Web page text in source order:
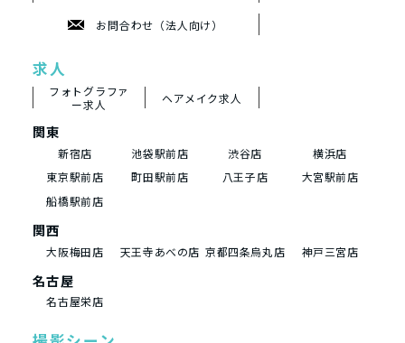
お問合わせ（法人向け）
求人
フォトグラファ
ー求人
ヘアメイク求人
関東
新宿店 池袋駅前店 渋谷店
横浜店
東京駅前店
町田駅前店 八王子店
大宮駅前店
船橋駅前店
関西
大阪梅田店 天王寺あべの店 京都四条烏丸店 神戸三宮店
名古屋
名古屋栄店